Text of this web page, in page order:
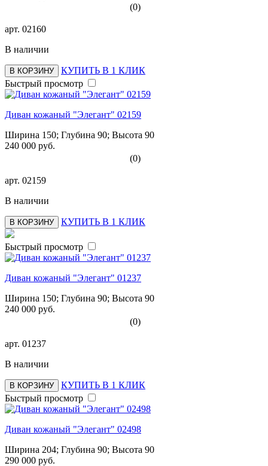
(0)
арт. 02160
В наличии
В КОРЗИНУ
КУПИТЬ В 1 КЛИК
Быстрый просмотр
Диван кожаный "Элегант" 02159
Ширина 150; Глубина 90; Высота 90
240 000 руб.
(0)
арт. 02159
В наличии
В КОРЗИНУ КУПИТЬ В 1 КЛИК
Быстрый просмотр
Диван кожаный "Элегант" 01237
Ширина 150; Глубина 90; Высота 90
240 000 руб.
(0)
арт. 01237
В наличии
В КОРЗИНУ
КУПИТЬ В 1 КЛИК
Быстрый просмотр
Диван кожаный "Элегант" 02498
Ширина 204; Глубина 90; Высота 90
290 000 руб.